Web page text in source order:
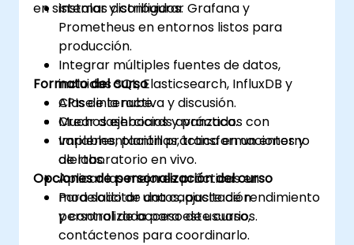
en sistemas distribuidos.
Instalar y configurar Grafana y
Prometheus en entornos listos para
producción.
Integrar múltiples fuentes de datos,
incluidas SQL, Elasticsearch, InfluxDB y
APIs de la nube.
Crear dashboards avanzados con
variables, plantillas, transformaciones y
alertas.
Aplicar las mejores prácticas en
modelado de datos, ajuste de rendimiento
y control de acceso de usuarios.
Formato del curso
Clase interactiva y discusión.
Muchos ejercicios y práctica.
Implementación práctica en un entorno
de laboratorio en vivo.
Opciones de personalización del curso
Para solicitar una capacitación
personalizada para este curso,
contáctenos para coordinarlo.